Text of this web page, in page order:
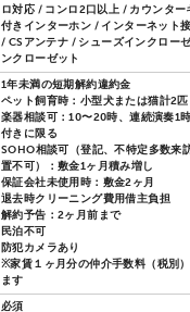
ロ対応 / コンロ2口以上 / カウンター
付きインターホン / インターネット
/ CSアンテナ / シューズインクロー
ンクローゼット
1年未満の短期解約違約金
ペット飼育時：小型犬または猫計2匹
楽器相談可：10〜20時、連続演奏1
付きに限る
SOHO相談可（登記、不特定多数来
置不可）：敷金1ヶ月積み増し
保証会社未使用時：敷金2ヶ月
退去時クリーニング費用借主負担
解約予告：2ヶ月前まで
民泊不可
防犯カメラあり
※家賃１ヶ月分の仲介手数料（税別
ます
必須